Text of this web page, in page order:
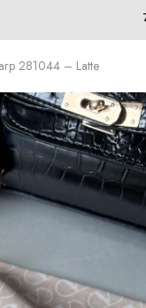
281044 – Latte